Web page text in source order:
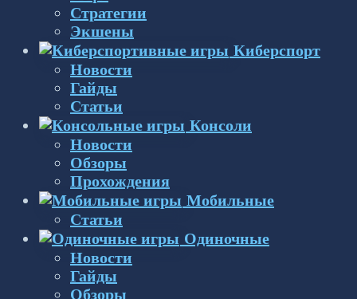
Стратегии
Экшены
Киберспорт
Новости
Гайды
Статьи
Консоли
Новости
Обзоры
Прохождения
Мобильные
Статьи
Одиночные
Новости
Гайды
Обзоры